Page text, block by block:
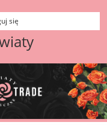
się